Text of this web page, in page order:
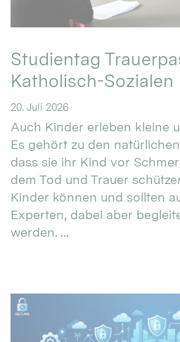
Studientag
Katholisch-
20. Juli 2026
Auch Kinder erleben kleine
Es gehört zu den
dass sie ihr Kind vor
dem Tod und Trauer
Kinder können und sollten
Experten, dabei aber
werden. ...